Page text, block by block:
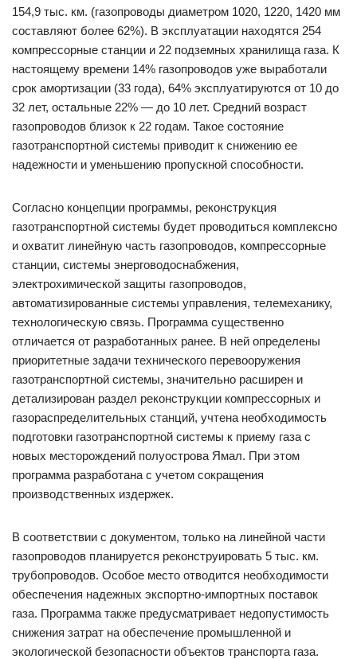
154,9 тыс. км. (газопроводы диаметром 1020, 1220, 1420 мм
составляют более 62%). В эксплуатации находятся 254
компрессорные станции и 22 подземных хранилища газа. К
настоящему времени 14% газопроводов уже выработали
срок амортизации (33 года), 64% эксплуатируются от 10 до
32 лет, остальные 22% — до 10 лет. Средний возраст
газопроводов близок к 22 годам. Такое состояние
газотранспортной системы приводит к снижению ее
надежности и уменьшению пропускной способности.
Согласно концепции программы, реконструкция
газотранспортной системы будет проводиться комплексно
и охватит линейную часть газопроводов, компрессорные
станции, системы энерговодоснабжения,
электрохимической защиты газопроводов,
автоматизированные системы управления, телемеханику,
технологическую связь. Программа существенно
отличается от разработанных ранее. В ней определены
приоритетные задачи технического перевооружения
газотранспортной системы, значительно расширен и
детализирован раздел реконструкции компрессорных и
газораспределительных станций, учтена необходимость
подготовки газотранспортной системы к приему газа с
новых месторождений полуострова Ямал. При этом
программа разработана с учетом сокращения
производственных издержек.
В соответствии с документом, только на линейной части
газопроводов планируется реконструировать 5 тыс. км.
трубопроводов. Особое место отводится необходимости
обеспечения надежных экспортно-импортных поставок
газа. Программа также предусматривает недопустимость
снижения затрат на обеспечение промышленной и
экологической безопасности объектов транспорта газа.